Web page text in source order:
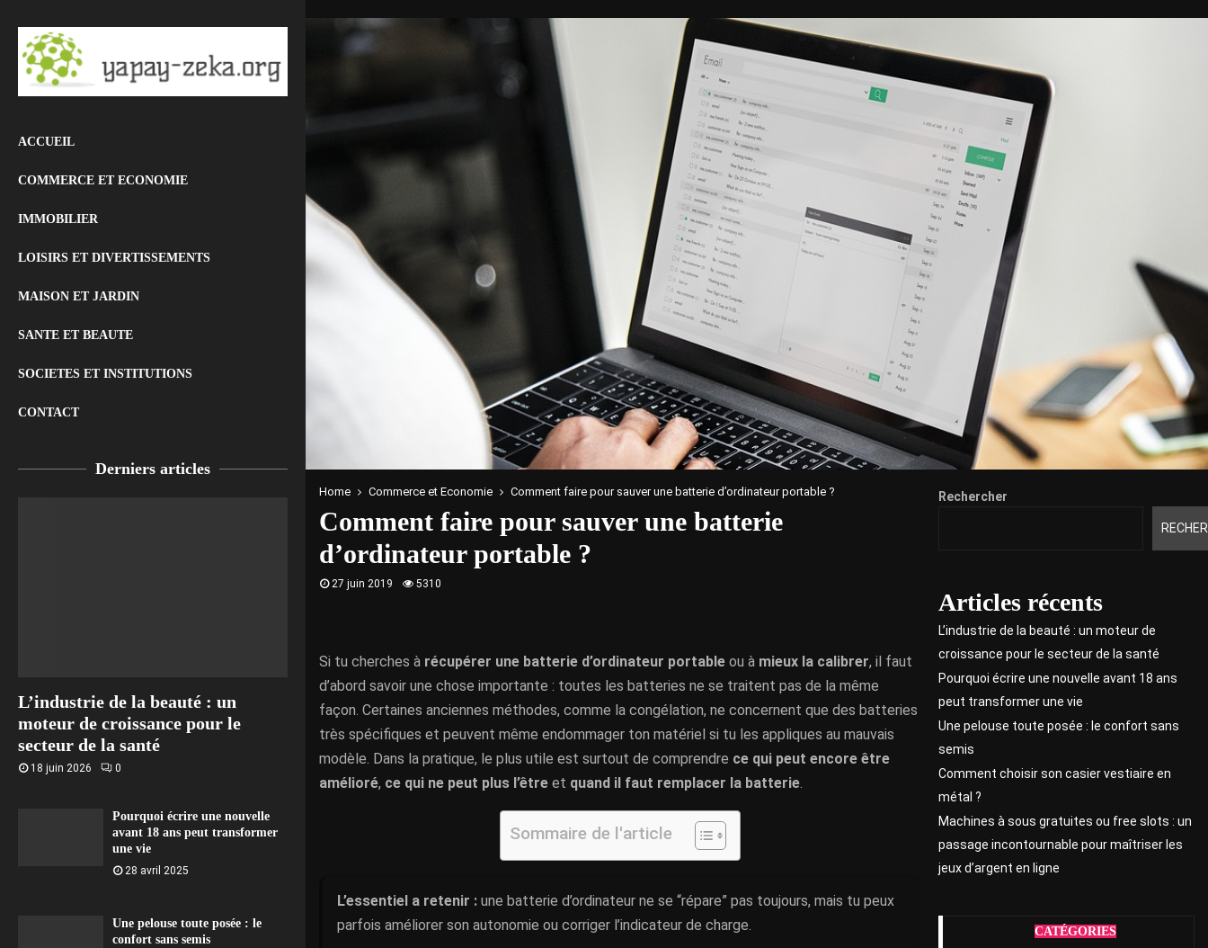
ACCUEIL
COMMERCE ET ECONOMIE
IMMOBILIER
LOISIRS ET DIVERTISSEMENTS
MAISON ET JARDIN
SANTE ET BEAUTE
SOCIETES ET INSTITUTIONS
CONTACT
Derniers articles
L’industrie de la beauté : un
moteur de croissance pour le
secteur de la santé
18 juin 2026 0
Pourquoi écrire une nouvelle
avant 18 ans peut transformer
une vie
28 avril 2025
Une pelouse toute posée : le
confort sans semis
Home Commerce et Economie Comment faire pour sauver une batterie d’ordinateur portable ?
Comment faire pour sauver une batterie
d’ordinateur portable ?
27 juin 2019 5310
Si tu cherches à récupérer une batterie d’ordinateur portable ou à mieux la calibrer, il faut
d’abord savoir une chose importante : toutes les batteries ne se traitent pas de la même
façon. Certaines anciennes méthodes, comme la congélation, ne concernent que des batteries
très spécifiques et peuvent même endommager ton matériel si tu les appliques au mauvais
modèle. Dans la pratique, le plus utile est surtout de comprendre ce qui peut encore être
amélioré, ce qui ne peut plus l’être et quand il faut remplacer la batterie.
Sommaire de l'article
L’essentiel a retenir : une batterie d’ordinateur ne se “répare” pas toujours, mais tu peux
parfois améliorer son autonomie ou corriger l’indicateur de charge.
Rechercher
Articles récents
L’industrie de la beauté : un moteur de
croissance pour le secteur de la santé
Pourquoi écrire une nouvelle avant 18 ans
peut transformer une vie
Une pelouse toute posée : le confort sans
semis
Comment choisir son casier vestiaire en
métal ?
Machines à sous gratuites ou free slots : un
passage incontournable pour maîtriser les
jeux d’argent en ligne
CATÉGORIES